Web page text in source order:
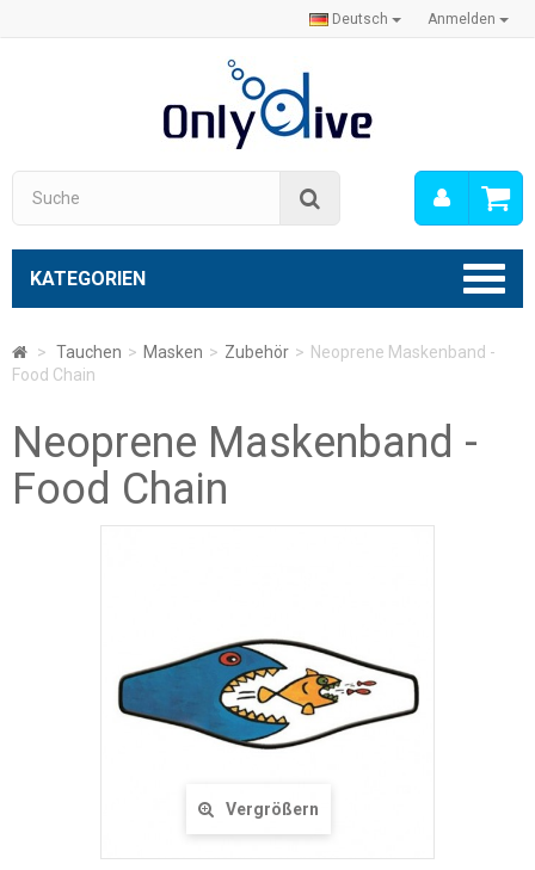
Anmelden
Deutsch
Mein
Konto
KATEGORIEN
> Tauchen > Masken > Zubehör > Neoprene Maskenband -
Food Chain
Neoprene Maskenband -
Food Chain
Vergrößern